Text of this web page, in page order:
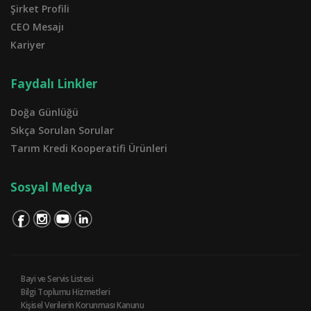
Şirket Profili
CEO Mesajı
Kariyer
Faydalı Linkler
Doğa Günlüğü
Sıkça Sorulan Sorular
Tarım Kredi Kooperatifi Ürünleri
Sosyal Medya
Bayi ve Servis Listesi
Bilgi Toplumu Hizmetleri
Kişisel Verilerin Korunması Kanunu